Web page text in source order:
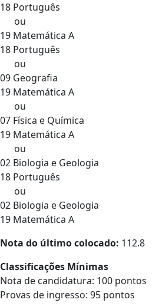
18 Português
ou
19 Matemática A
18 Português
ou
09 Geografia
19 Matemática A
ou
07 Física e Química
19 Matemática A
ou
02 Biologia e Geologia
18 Português
ou
02 Biologia e Geologia
19 Matemática A
Nota do último colocado: 112.8
Classificações Mínimas
Nota de candidatura: 100 pontos
Provas de ingresso: 95 pontos